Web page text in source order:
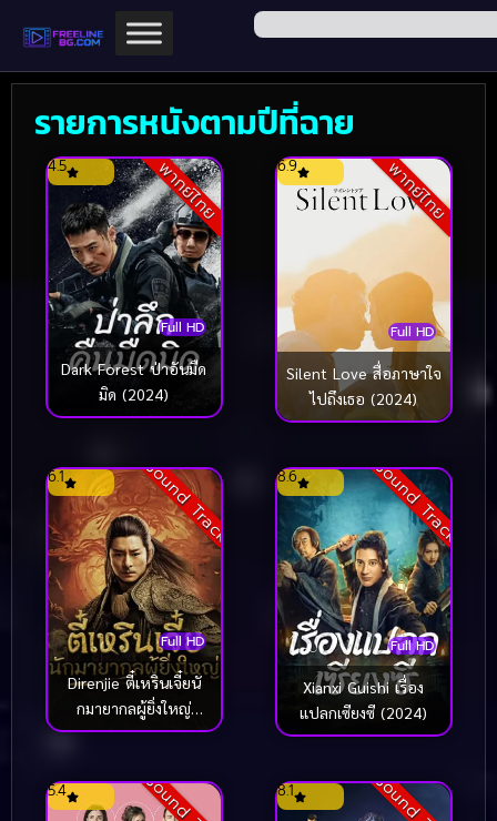
รายการหนังตามปีที่ฉาย
พากย์ไทย
Full HD
4.5
Dark Forest ป่าอันมืด
มิด (2024)
พากย์ไทย
Full HD
6.9
Silent Love สื่อภาษาใจ
ไปถึงเธอ (2024)
Sound Track
Full HD
6.1
Direnjie ตี๋เหรินเจี๋ยนั
กมายากลผู้ยิ่งใหญ่
(2024)
Sound Track
Full HD
8.6
Xianxi Guishi เรื่อง
แปลกเซียงซี (2024)
5.4 8.1